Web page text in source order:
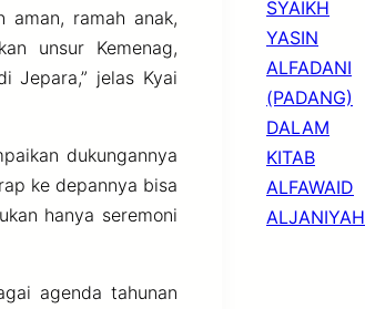
aman, ramah anak,
unsur Kemenag,
Jepara,” jelas Kyai
dukungannya
ke depannya bisa
hanya seremoni
agenda tahunan